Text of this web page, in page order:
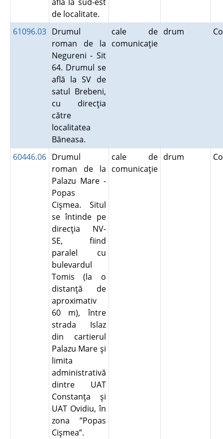
de localitate.
61096.03 Drumul
roman de la
Negureni - Sit
64. Drumul se
află la SV de
satul Brebeni,
cu direcţia
către
localitatea
Băneasa.
cale de
comunicaţie
drum
60446.06 Drumul
roman de la
Palazu Mare -
Popas
Cişmea. Situl
se întinde pe
direcţia NV-
SE, fiind
paralel cu
bulevardul
Tomis (la o
distanţă de
aproximativ
60 m), între
strada Islaz
din cartierul
Palazu Mare şi
limita
administrativă
dintre UAT
Constanţa şi
UAT Ovidiu, în
zona ”Popas
Cişmea”.
cale de
comunicaţie
drum